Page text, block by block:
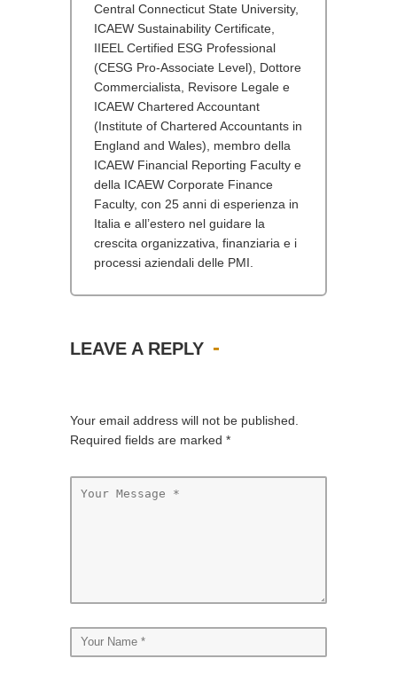
Central Connecticut State University,
ICAEW Sustainability Certificate,
IIEEL Certified ESG Professional
(CESG Pro-Associate Level), Dottore
Commercialista, Revisore Legale e
ICAEW Chartered Accountant
(Institute of Chartered Accountants in
England and Wales), membro della
ICAEW Financial Reporting Faculty e
della ICAEW Corporate Finance
Faculty, con 25 anni di esperienza in
Italia e all’estero nel guidare la
crescita organizzativa, finanziaria e i
processi aziendali delle PMI.
LEAVE A REPLY
Your email address will not be published.
Required fields are marked *